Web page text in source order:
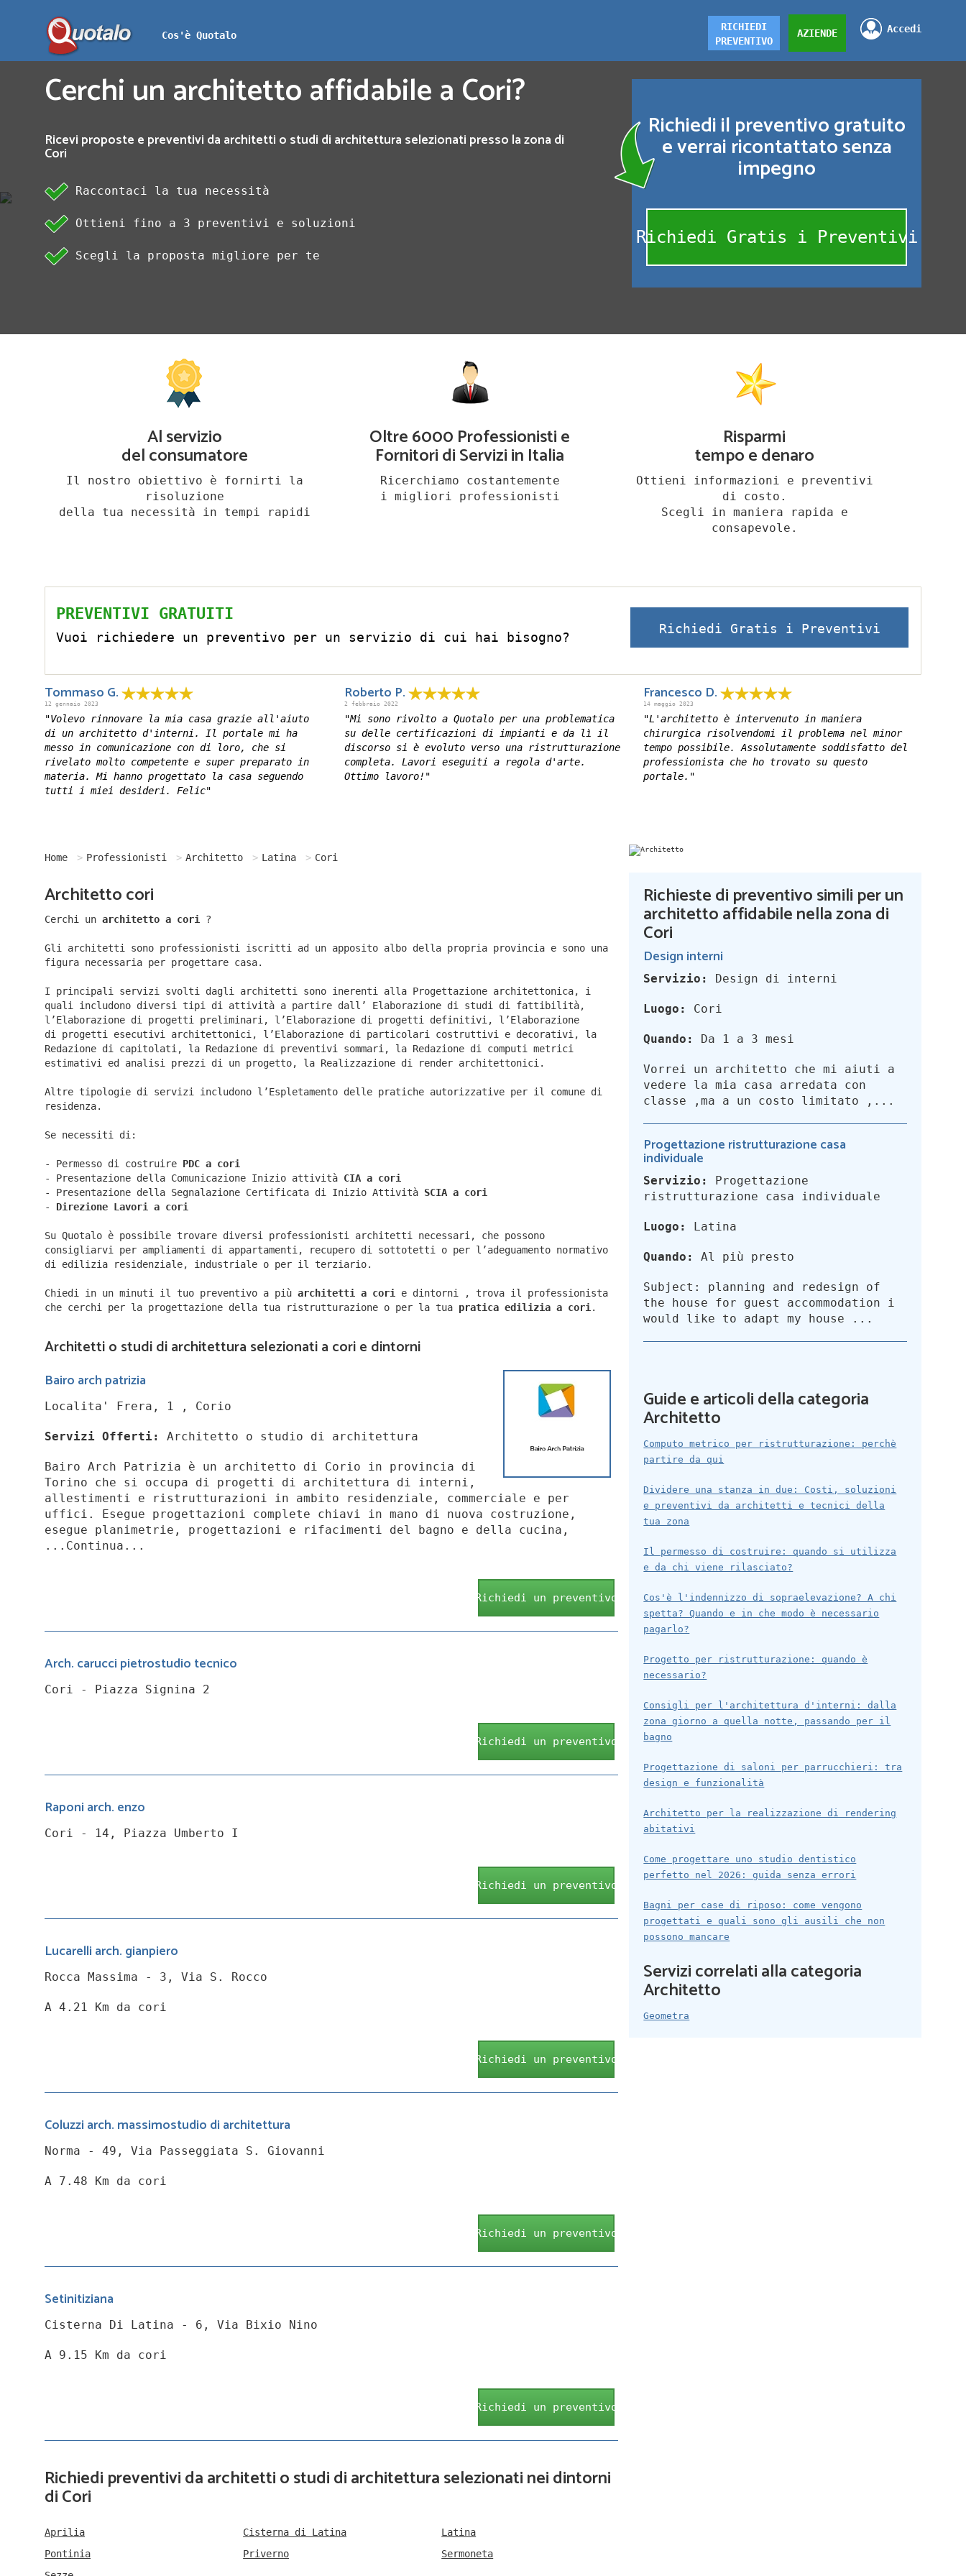
Cos'è Quotalo
Accedi
AZIENDE
RICHIEDI
PREVENTIVO
Cerchi un architetto affidabile a Cori?
Ricevi proposte e preventivi da architetti o studi di architettura selezionati presso la zona di
Cori
Raccontaci la tua necessità
Ottieni fino a 3 preventivi e soluzioni
Scegli la proposta migliore per te
Richiedi il preventivo gratuito
e verrai ricontattato senza
impegno
Richiedi Gratis i Preventivi
Al servizio
del consumatore
Il nostro obiettivo è fornirti la
risoluzione
della tua necessità in tempi rapidi
Oltre 6000 Professionisti e
Fornitori di Servizi in Italia
Ricerchiamo costantemente
i migliori professionisti
Risparmi
tempo e denaro
Ottieni informazioni e preventivi
di costo.
Scegli in maniera rapida e
consapevole.
PREVENTIVI GRATUITI
Vuoi richiedere un preventivo per un servizio di cui hai bisogno?
Richiedi Gratis i Preventivi
Tommaso G.
12 gennaio 2023
"Volevo rinnovare la mia casa grazie all'aiuto
di un architetto d'interni. Il portale mi ha
messo in comunicazione con di loro, che si
rivelato molto competente e super preparato in
materia. Mi hanno progettato la casa seguendo
tutti i miei desideri. Felic"
Roberto P.
2 febbraio 2022
"Mi sono rivolto a Quotalo per una problematica
su delle certificazioni di impianti e da lì il
discorso si è evoluto verso una ristrutturazione
completa. Lavori eseguiti a regola d'arte.
Ottimo lavoro!"
Francesco D.
14 maggio 2023
"L'architetto è intervenuto in maniera
chirurgica risolvendomi il problema nel minor
tempo possibile. Assolutamente soddisfatto del
professionista che ho trovato su questo
portale."
Home Professionisti Architetto Latina Cori
Architetto cori
Cerchi un architetto a cori ?
Gli architetti sono professionisti iscritti ad un apposito albo della propria provincia e sono una
figura necessaria per progettare casa.
I principali servizi svolti dagli architetti sono inerenti alla Progettazione architettonica, i
quali includono diversi tipi di attività a partire dall’ Elaborazione di studi di fattibilità,
l’Elaborazione di progetti preliminari, l’Elaborazione di progetti definitivi, l’Elaborazione
di progetti esecutivi architettonici, l’Elaborazione di particolari costruttivi e decorativi, la
Redazione di capitolati, la Redazione di preventivi sommari, la Redazione di computi metrici
estimativi ed analisi prezzi di un progetto, la Realizzazione di render architettonici.
Altre tipologie di servizi includono l’Espletamento delle pratiche autorizzative per il comune di
residenza.
Se necessiti di:
- Permesso di costruire PDC a cori
- Presentazione della Comunicazione Inizio attività CIA a cori
- Presentazione della Segnalazione Certificata di Inizio Attività SCIA a cori
- Direzione Lavori a cori
Su Quotalo è possibile trovare diversi professionisti architetti necessari, che possono
consigliarvi per ampliamenti di appartamenti, recupero di sottotetti o per l’adeguamento normativo
di edilizia residenziale, industriale o per il terziario.
Chiedi in un minuti il tuo preventivo a più architetti a cori e dintorni ,
trova il professionista
che cerchi per la progettazione della tua ristrutturazione o per la tua pratica edilizia a cori .
Architetti o studi di architettura selezionati a cori e dintorni
Bairo arch patrizia
Localita' Frera, 1 , Corio
Servizi Offerti: Architetto o studio di architettura
Bairo Arch Patrizia è un architetto di Corio in provincia di
Torino che si occupa di progetti di architettura di interni,
allestimenti e ristrutturazioni in ambito residenziale, commerciale e per
uffici. Esegue progettazioni complete chiavi in mano di nuova costruzione,
esegue planimetrie, progettazioni e rifacimenti del bagno e della cucina,
...Continua...
Richiedi un preventivo
Arch. carucci pietrostudio tecnico
Cori - Piazza Signina 2
Richiedi un preventivo
Raponi arch. enzo
Cori - 14, Piazza Umberto I
Richiedi un preventivo
Lucarelli arch. gianpiero
Rocca Massima - 3, Via S. Rocco
A 4.21 Km da cori
Richiedi un preventivo
Coluzzi arch. massimostudio di architettura
Norma - 49, Via Passeggiata S. Giovanni
A 7.48 Km da cori
Richiedi un preventivo
Setinitiziana
Cisterna Di Latina - 6, Via Bixio Nino
A 9.15 Km da cori
Richiedi un preventivo
Richiedi preventivi da architetti o studi di architettura selezionati nei dintorni
di Cori
Aprilia Cisterna di Latina
Latina
Pontinia
Priverno
Sermoneta
Richieste di preventivo simili per un
architetto affidabile nella zona di
Cori
Design interni
Servizio: Design di interni
Luogo: Cori
Quando: Da 1 a 3 mesi
Vorrei un architetto che mi aiuti a
vedere la mia casa arredata con
classe ,ma a un costo limitato ,...
Progettazione ristrutturazione casa
individuale
Servizio:
Progettazione
ristrutturazione casa individuale
Luogo: Latina
Quando: Al più presto
Subject: planning and redesign of
the house for guest accommodation i
would like to adapt my house ...
Guide e articoli della categoria
Architetto
Computo metrico per ristrutturazione: perchè
partire da qui
Dividere una stanza in due: Costi, soluzioni
e preventivi da architetti e tecnici della
tua zona
Il permesso di costruire: quando si utilizza
e da chi viene rilasciato?
Cos'è l'indennizzo di sopraelevazione? A chi
spetta? Quando e in che modo è necessario
pagarlo?
Progetto per ristrutturazione: quando è
necessario?
Consigli per l'architettura d'interni: dalla
zona giorno a quella notte, passando per il
bagno
Progettazione di saloni per parrucchieri: tra
design e funzionalità
Architetto per la realizzazione di rendering
abitativi
Come progettare uno studio dentistico
perfetto nel 2026: guida senza errori
Bagni per case di riposo: come vengono
progettati e quali sono gli ausili che non
possono mancare
Servizi correlati alla categoria
Architetto
Geometra